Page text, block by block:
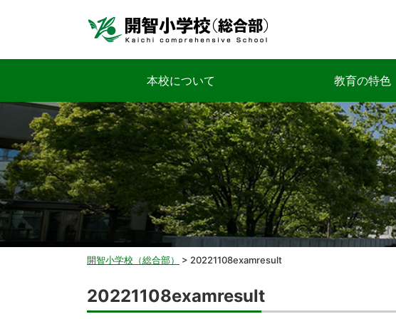
本校について 教育の特色
開智小学校（総合部） > 20221108examresult
20221108examresult